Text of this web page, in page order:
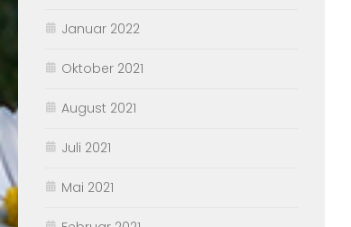
Januar 2022
Oktober 2021
August 2021
Juli 2021
Mai 2021